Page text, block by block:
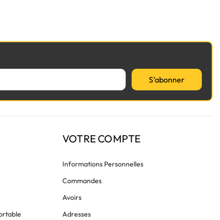
S’abonner
VOTRE COMPTE
Informations Personnelles
Commandes
Avoirs
Adresses